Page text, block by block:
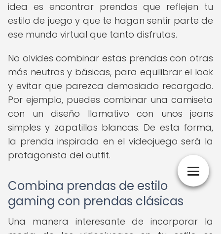
idea es encontrar prendas que reflejen tu
estilo de juego y que te hagan sentir parte de
ese mundo virtual que tanto disfrutas.
No olvides combinar estas prendas con otras
más neutras y básicas, para equilibrar el look
y evitar que parezca demasiado recargado.
Por ejemplo, puedes combinar una camiseta
con un diseño llamativo con unos jeans
simples y zapatillas blancas. De esta forma,
la prenda inspirada en el videojuego será la
protagonista del outfit.
Combina prendas de estilo
gaming con prendas clásicas
Una manera interesante de incorporar la